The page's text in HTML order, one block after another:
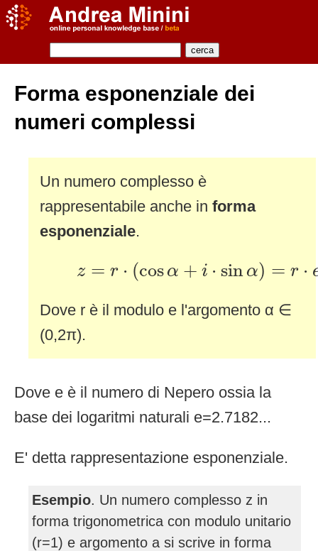
Forma esponenziale dei
numeri complessi
Un numero complesso è
rappresentabile anche in forma
esponenziale.
z = r ⋅ (cos α + i ⋅ sin α) = r ⋅
r⋅ + ⋅ sin =r
Dove r è il modulo e l'argomento α ∈
(0,2π).
Dove e è il numero di Nepero ossia la
base dei logaritmi naturali e=2.7182...
E' detta rappresentazione esponenziale.
Esempio. Un numero complesso z in
forma trigonometrica con modulo unitario
(r=1) e argomento a si scrive in forma